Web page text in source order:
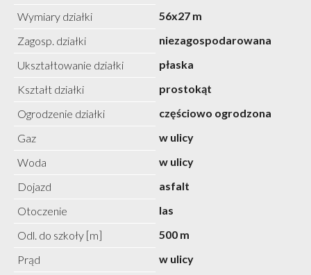
Wymiary działki
56x27 m
Zagosp. działki
niezagospodarowana
Ukształtowanie działki
płaska
Kształt działki
prostokąt
Ogrodzenie działki
częściowo ogrodzona
Gaz
w ulicy
Woda
w ulicy
Dojazd
asfalt
Otoczenie
las
Odl. do szkoły [m]
500 m
Prąd
w ulicy